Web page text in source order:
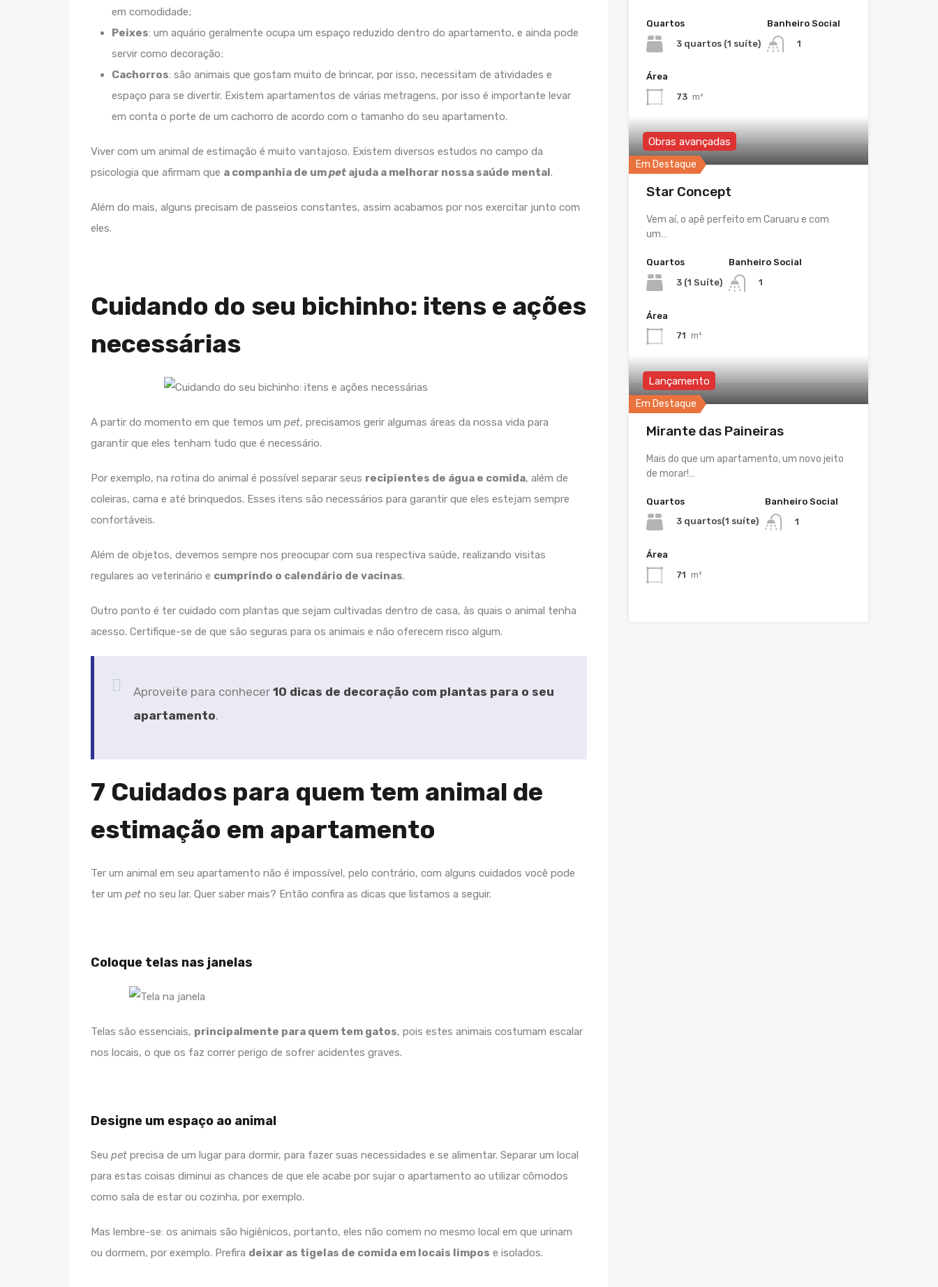
em comodidade;
Peixes: um aquário geralmente ocupa um espaço reduzido dentro do apartamento, e ainda pode
servir como decoração;
Cachorros: são animais que gostam muito de brincar, por isso, necessitam de atividades e
espaço para se divertir. Existem apartamentos de várias metragens, por isso é importante levar
em conta o porte de um cachorro de acordo com o tamanho do seu apartamento.
Viver com um animal de estimação é muito vantajoso. Existem diversos estudos no campo da
psicologia que afirmam que a companhia de umpet ajuda a melhorar nossa saúde mental.
Além do mais, alguns precisam de passeios constantes, assim acabamos por nos exercitar junto com
eles.
Cuidando do seu bichinho: itens e ações
necessárias
A partir do momento em que temos um pet, precisamos gerir algumas áreas da nossa vida para
garantir que eles tenham tudo que é necessário.
Por exemplo, na rotina do animal é possível separar seus recipientes de água e comida, além de
coleiras, cama e até brinquedos. Esses itens são necessários para garantir que eles estejam sempre
confortáveis.
Além de objetos, devemos sempre nos preocupar com sua respectiva saúde, realizando visitas
regulares ao veterinário e cumprindo o calendário de vacinas.
Outro ponto é ter cuidado com plantas que sejam cultivadas dentro de casa, às quais o animal tenha
acesso. Certifique-se de que são seguras para os animais e não oferecem risco algum.
Aproveite para conhecer 10 dicas de decoração com plantas para o seu
apartamento.
7 Cuidados para quem tem animal de
estimação em apartamento
Ter um animal em seu apartamento não é impossível, pelo contrário, com alguns cuidados você pode
ter um pet no seu lar. Quer saber mais? Então confira as dicas que listamos a seguir.
Coloque telas nas janelas
Telas são essenciais, principalmente para quem tem gatos, pois estes animais costumam escalar
nos locais, o que os faz correr perigo de sofrer acidentes graves.
Designe um espaço ao animal
Seu pet precisa de um lugar para dormir, para fazer suas necessidades e se alimentar. Separar um local
para estas coisas diminui as chances de que ele acabe por sujar o apartamento ao utilizar cômodos
como sala de estar ou cozinha, por exemplo.
Mas lembre-se: os animais são higiênicos, portanto, eles não comem no mesmo local em que urinam
ou dormem, por exemplo. Prefira deixar as tigelas de comida em locais limpos e isolados.
Quartos
3 quartos (1 suíte)
Banheiro Social
1
Área
73 m²
Em Destaque
Obras avançadas
Star Concept
Vem aí, o apê perfeito em Caruaru e com
um…
Quartos
3 (1 Suíte)
Banheiro Social
1
Área
71 m²
Em Destaque
Lançamento
Mirante das Paineiras
Mais do que um apartamento, um novo jeito
de morar!…
Quartos
3 quartos(1 suíte)
Banheiro Social
1
Área
71 m²